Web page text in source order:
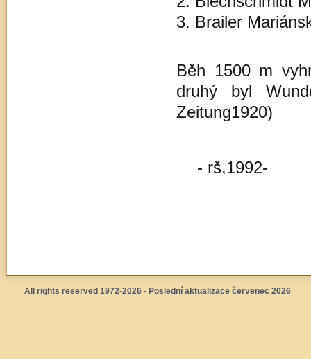
3. Brailer
Běh 1500 m
druhý byl
Zeitung1920)
- rš,1992-
All rights reserved 1972-2026 - Poslední aktualizace červenec 2026